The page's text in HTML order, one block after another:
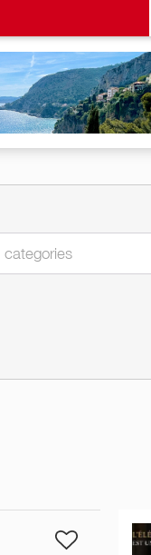
categories